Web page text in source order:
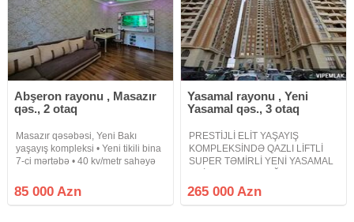
Abşeron rayonu , Masazır
qəs., 2 otaq
Masazır qəsəbəsi, Yeni Bakı
yaşayış kompleksi • Yeni tikili bina
7-ci mərtəbə • 40 kv/metr sahəyə
mənzil satılır • Kod: N3837 •
Sənəd: KUPÇA • Kompleksdə
85 000 Azn
Yasamal rayonu , Yeni
Yasamal qəs., 3 otaq
PRESTİJLİ ELİT YAŞAYIŞ
KOMPLEKSİNDƏ QAZLI LİFTLİ
SUPER TƏMİRLİ YENİ YASAMAL
KOMPLEKSİNİN ÜSTÜ
ŞAMAXİNKA. Yeni Yasamal
265 000 Azn